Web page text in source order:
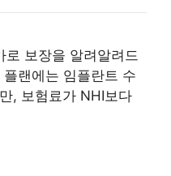
로 보장을 알려알려드
랜에는 임플란트 수
, 보험료가 NHI보다